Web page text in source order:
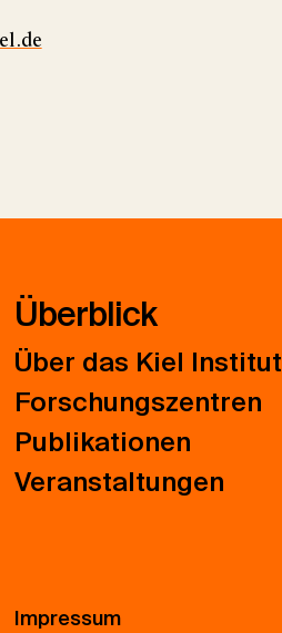
Überblick
Über das Kiel Institut
Forschungszentren
Publikationen
Veranstaltungen
Impressum